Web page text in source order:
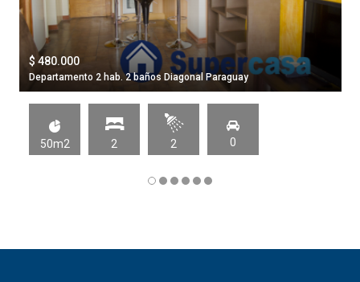
$ 480.000
Departamento 2 hab. 2 baños Diagonal Paraguay
50m2 2 2 0